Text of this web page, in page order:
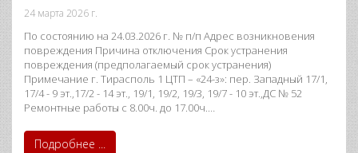
24 марта 2026 г.
По состоянию на 24.03.2026 г. № п/п Адрес возникновения
повреждения Причина отключения Срок устранения
повреждения (предполагаемый срок устранения)
Примечание г. Тирасполь 1 ЦТП – «24-з»: пер. Западный 17/1,
17/4 - 9 эт.,17/2 - 14 эт., 19/1, 19/2, 19/3, 19/7 - 10 эт.,ДС № 52
Ремонтные работы с 8.00ч. до 17.00ч.…
Подробнее ...